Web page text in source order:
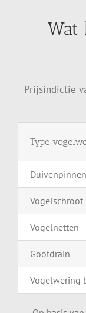
Wat
Prijsindictie
Type
Duivenpinnen
Vogelschroot
Vogelnetten
Gootdrain
Vogelwering